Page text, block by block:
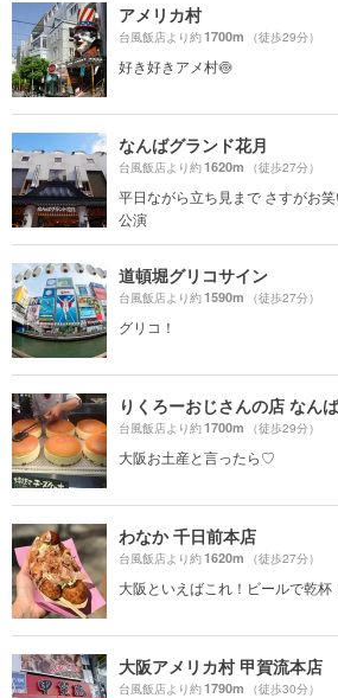
アメリカ村
台風飯店より約1700m （徒歩29分）
好き好きアメ村🍥
なんばグランド花月
台風飯店より約1620m （徒歩27分）
平日ながら立ち見まで さすがお
公演
道頓堀グリコサイン
台風飯店より約1590m （徒歩27分）
グリコ！
りくろーおじさんの店 なん
台風飯店より約1700m （徒歩29分）
大阪お土産と言ったら♡
わなか 千日前本店
台風飯店より約1620m （徒歩27分）
大阪といえばこれ！ビールで乾杯
大阪アメリカ村 甲賀流本店
台風飯店より約1790m （徒歩30分）